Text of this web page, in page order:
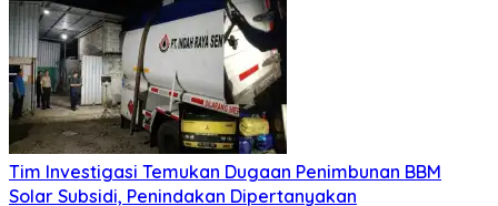
Tim Investigasi Temukan Dugaan Penimbunan BBM
Solar Subsidi, Penindakan Dipertanyakan